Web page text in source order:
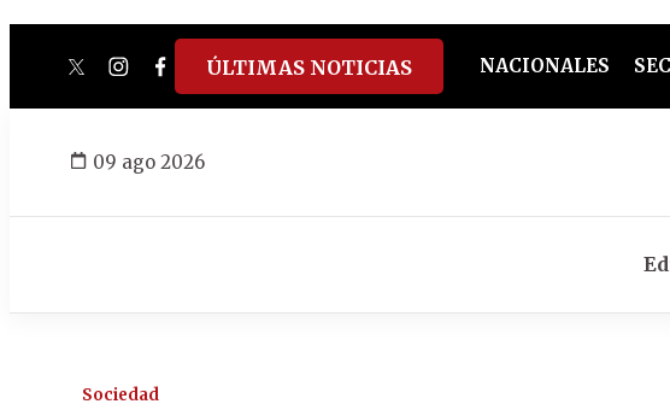
twitterinstagram
facebook
tiktokyoutube
spotify
ÚLTIMAS NOTICIAS NACIONALES
09 ago 2026
Sociedad